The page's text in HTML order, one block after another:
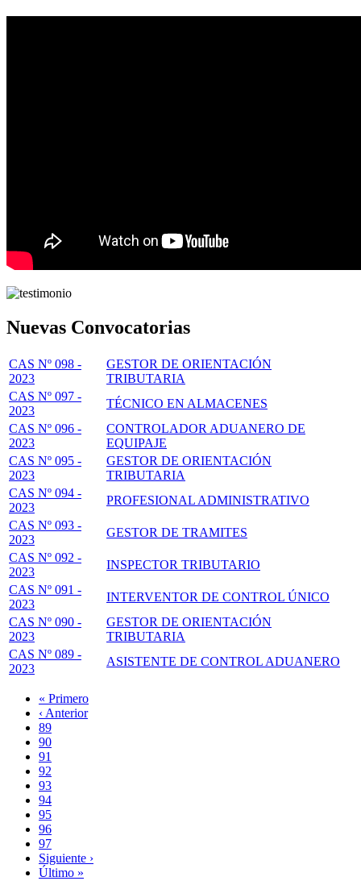
Nuevas Convocatorias
CAS Nº 098 -
2023
GESTOR DE ORIENTACIÓN
TRIBUTARIA
CAS Nº 097 -
2023
TÉCNICO EN ALMACENES
CAS Nº 096 -
2023
CONTROLADOR ADUANERO DE
EQUIPAJE
CAS Nº 095 -
2023
GESTOR DE ORIENTACIÓN
TRIBUTARIA
CAS Nº 094 -
2023
PROFESIONAL ADMINISTRATIVO
CAS Nº 093 -
2023
GESTOR DE TRAMITES
CAS Nº 092 -
2023
INSPECTOR TRIBUTARIO
CAS Nº 091 -
2023
INTERVENTOR DE CONTROL ÚNICO
CAS Nº 090 -
2023
GESTOR DE ORIENTACIÓN
TRIBUTARIA
CAS Nº 089 -
2023
ASISTENTE DE CONTROL ADUANERO
Paginación
Primera
página
« Primero
Página
anterior
‹ Anterior
Page
89
Page
90
Page
91
Page
92
Página
actual
93
Page
94
Page
95
Page
96
Page
97
Siguiente
página
Siguiente ›
Última
Último »